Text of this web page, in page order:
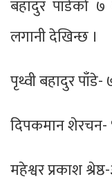
बहादुर पाँडेको
लगानी देखिन्छ ।
पृथ्वी बहादुर
दिपकमान शेरचन-
महेश्वर प्रकाश